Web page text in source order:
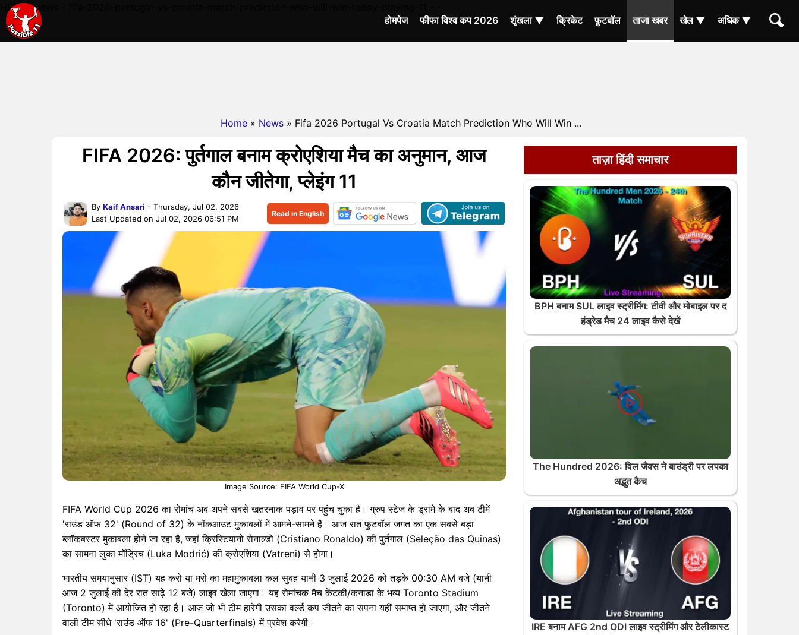
HERE - news - fifa-2026-portugal-vs-croatia-match-prediction-who-will-win-today-playing-11 - -
होमपेज
फीफा विश्व कप 2026 शृंखला ▼ क्रिकेट फ़ुटबॉल ताजा खबर खेल ▼ अधिक ▼
Home » News » Fifa 2026 Portugal Vs Croatia Match Prediction Who Will Win ...
FIFA 2026: पुर्तगाल बनाम क्रोएशिया मैच का अनुमान, आज
कौन जीतेगा, प्लेइंग 11
By Kaif Ansari - Thursday, Jul 02, 2026
Last Updated on Jul 02, 2026 06:51 PM
Read in English
Image Source: FIFA World Cup-X
FIFA World Cup 2026 का रोमांच अब अपने सबसे खतरनाक पड़ाव पर पहुंच चुका है। ग्रुप स्टेज के ड्रामे के बाद अब टीमें
'राउंड ऑफ 32' (Round of 32) के नॉकआउट मुकाबलों में आमने-सामने हैं। आज रात फुटबॉल जगत का एक सबसे बड़ा
ब्लॉकबस्टर मुकाबला होने जा रहा है, जहां क्रिस्टियानो रोनाल्डो (Cristiano Ronaldo) की पुर्तगाल (Seleção das Quinas)
का सामना लुका मॉड्रिच (Luka Modrić) की क्रोएशिया (Vatreni) से होगा।
भारतीय समयानुसार (IST) यह करो या मरो का महामुकाबला कल सुबह यानी 3 जुलाई 2026 को तड़के 00:30 AM बजे (यानी
आज 2 जुलाई की देर रात साढ़े 12 बजे) लाइव खेला जाएगा। यह रोमांचक मैच केंटकी/कनाडा के भव्य Toronto Stadium
(Toronto) में आयोजित हो रहा है। आज जो भी टीम हारेगी उसका वर्ल्ड कप जीतने का सपना यहीं समाप्त हो जाएगा, और जीतने
वाली टीम सीधे 'राउंड ऑफ 16' (Pre-Quarterfinals) में प्रवेश करेगी।
ताज़ा हिंदी समाचार
BPH बनाम SUL लाइव स्ट्रीमिंग: टीवी और मोबाइल पर द
हंड्रेड मैच 24 लाइव कैसे देखें
The Hundred 2026: विल जैक्स ने बाउंड्री पर लपका
अद्भुत कैच
IRE बनाम AFG 2nd ODI लाइव स्ट्रीमिंग और टेलीकास्ट